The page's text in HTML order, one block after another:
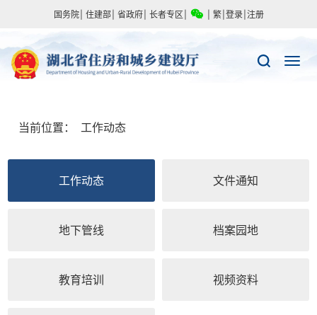
国务院 住建部 省政府 长者专区 繁 登录 注册
当前位置： 工作动态
工作动态 文件通知
地下管线 档案园地
教育培训 视频资料